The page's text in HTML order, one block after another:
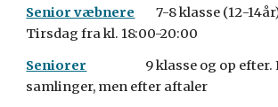
Senior væbnere
7-8 klasse (12-14
Tirsdag fra kl. 18:00-20:00
Seniorer
9 klasse og op
samlinger, men efter aftaler